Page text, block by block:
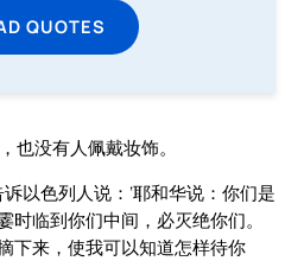
QUOTES
也没有人佩戴妆饰。
以色列人说：‘耶和华说：你们是
时临到你们中间，必灭绝你们。
下来，使我可以知道怎样待你